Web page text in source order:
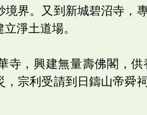
界。又到新城碧沼寺，
淨土道場。
寺，興建無量壽佛閣，
，宗利受請到日鑄山帝舜